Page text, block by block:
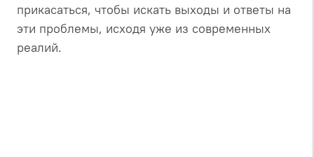
прикасаться, чтобы искать выходы и ответы на
эти проблемы, исходя уже из современных
реалий.